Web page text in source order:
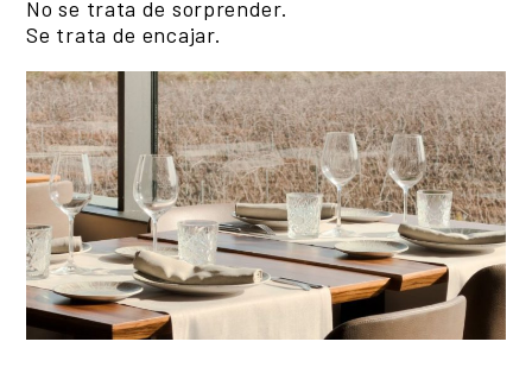
No se trata de sorprender.
Se trata de encajar.